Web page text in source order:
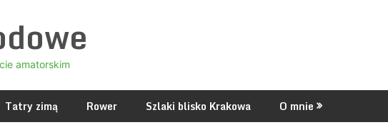
amatorskim
Tatry zimą Rower Szlaki blisko Krakowa O mnie